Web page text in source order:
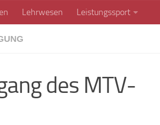
Lehrwesen Leistungssport
des MTV-